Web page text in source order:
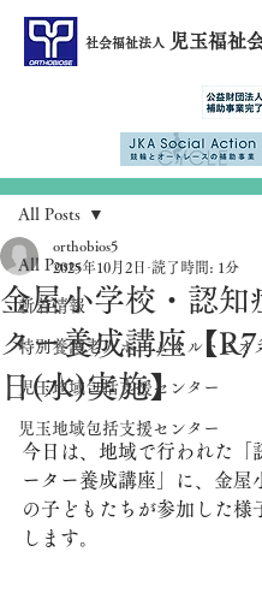
社会福祉法人 児玉福祉
All Posts
新着情報
特別養護老人ホームオルトビオ
児玉地域包括支援センター
児玉地域包括支援センター
All Posts
金屋小学校・認知
ター養成講座【
日(水)実施】
orthobios5
2025年10月2日 読了時間: 1分
今日は、地域で行われた「
ーター養成講座」に、 金屋
の子どもたちが参加した様
します。